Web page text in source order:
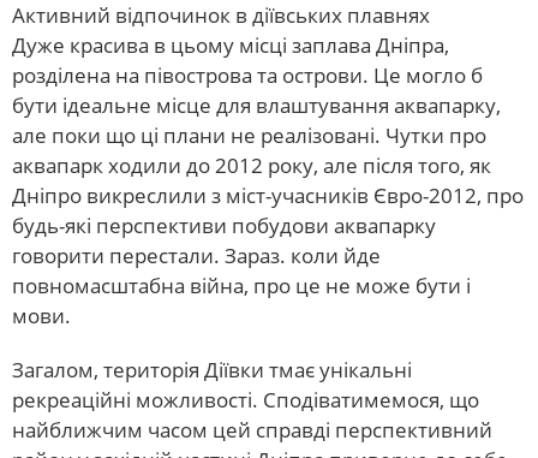
Активний відпочинок в діївських плавнях
Дуже красива в цьому місці заплава Дніпра,
розділена на півострова та острови. Це могло б
бути ідеальне місце для влаштування аквапарку,
але поки що ці плани не реалізовані. Чутки про
аквапарк ходили до 2012 року, але після того, як
Дніпро викреслили з міст-учасників Євро-2012, про
будь-які перспективи побудови аквапарку
говорити перестали. Зараз. коли йде
повномасштабна війна, про це не може бути і
мови.
Загалом, територія Діївки тмає унікальні
рекреаційні можливості. Сподіватимемося, що
найближчим часом цей справді перспективний